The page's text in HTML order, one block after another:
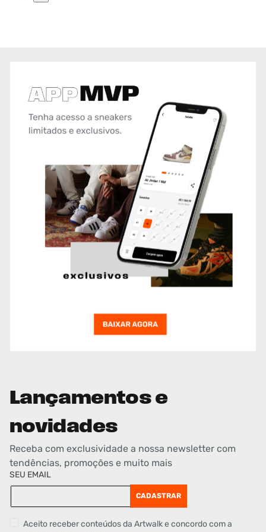
Lançamentos e
novidades
Receba com exclusividade a nossa newsletter com
tendências, promoções e muito mais
SEU EMAIL
CADASTRAR
Aceito receber conteúdos da Artwalk e concordo com a